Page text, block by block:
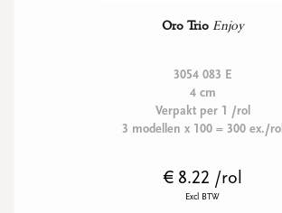
Oro Trio Enjoy
3054 083 E
4 cm
Verpakt per 1 /rol
3 modellen x 100 = 300 ex./rol
€ 8.22 /rol
Excl BTW